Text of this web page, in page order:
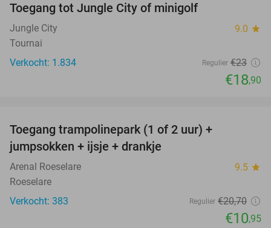
Toegang tot Jungle City of minigolf
Jungle City 9.0 star
Tournai
Verkocht: 1.834
Regulier €23
€18,90
Toegang trampolinepark (1 of 2 uur) +
jumpsokken + ijsje + drankje
Arenal Roeselare 9.5 star
Roeselare
Verkocht: 383
Regulier €20,70
€10,95